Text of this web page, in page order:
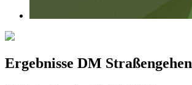
Ergebnisse DM Straßengehen